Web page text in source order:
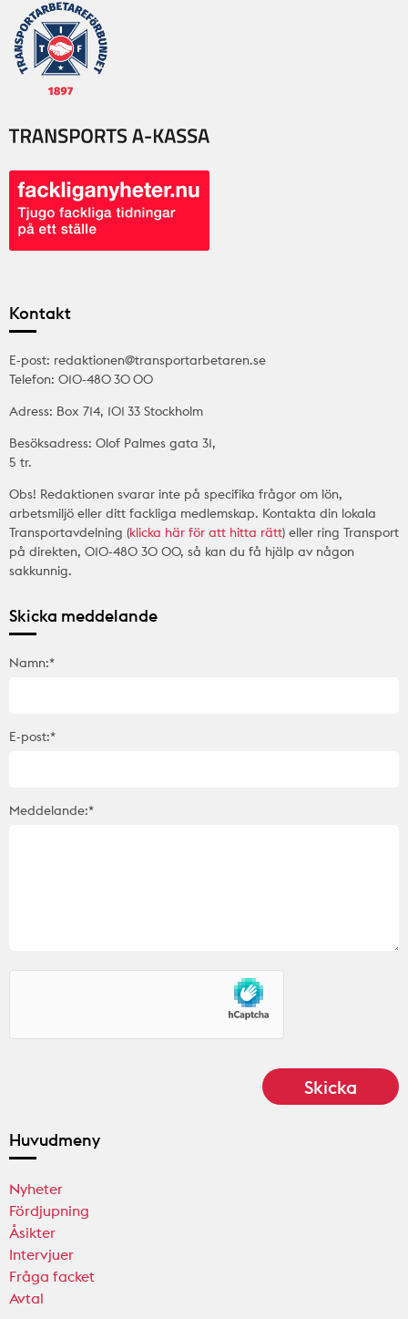
Kontakt
E-post: redaktionen@transportarbetaren.se
Telefon: 010-480 30 00
Adress: Box 714, 101 33 Stockholm
Besöksadress: Olof Palmes gata 31,
5 tr.
Obs! Redaktionen svarar inte på specifika frågor om lön,
arbetsmiljö eller ditt fackliga medlemskap. Kontakta din lokala
Transportavdelning (klicka här för att hitta rätt) eller ring Transport
på direkten, 010-480 30 00, så kan du få hjälp av någon
sakkunnig.
Skicka meddelande
Namn:*
E-post:*
Meddelande:*
Huvudmeny
Nyheter
Fördjupning
Åsikter
Intervjuer
Fråga facket
Avtal